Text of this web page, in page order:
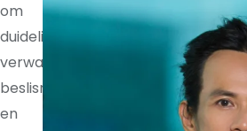
om
duidelijke
verwachtingen,
beslisrechten
en